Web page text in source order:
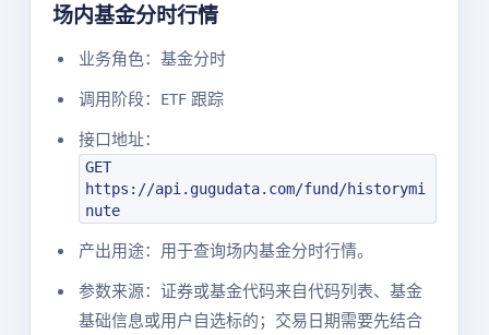
场内基金分时行情
业务角色：基金分时
调用阶段：ETF 跟踪
接口地址：
GET
https://api.gugudata.com/fund/historymi
nute
产出用途：用于查询场内基金分时行情。
参数来源：证券或基金代码来自代码列表、基金
基础信息或用户自选标的；交易日期需要先结合